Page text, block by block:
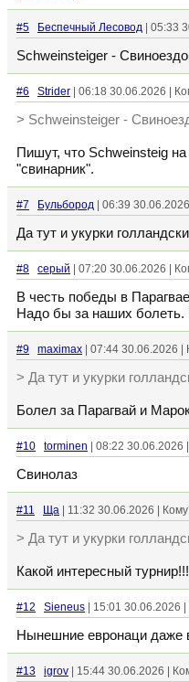
#5 Беспечный Лесовод | 05:33
Schweinsteiger -
#6 Strider | 06:18 30.06.2026 |
> Schweinsteiger -
Пишут, что Schweinsteig
"свинарник".
#7 Бульбород | 06:39
Да тут и укурки
#8 серый | 07:20 30.06.2026 |
В честь победы в
Надо бы за наших
#9 maximax | 07:44 30.06.2026 |
> Да тут и укурки
Болел за Парагвай и
#10 torminen | 08:22 30.06.2026
Свинолаз
#11 Ща | 11:32 30.06.2026 |
> Да тут и укурки
Какой интересный турнир!!!
#12 Sieneus | 15:01 30.06.2026
Нынешние евронаци даже
#13 igrov | 15:44 30.06.2026 |